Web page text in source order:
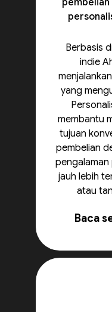
pembelian
Berbasis
indie
yang
membantu
tujuan
pembelian
pengalaman
jauh lebih
atau
Baca